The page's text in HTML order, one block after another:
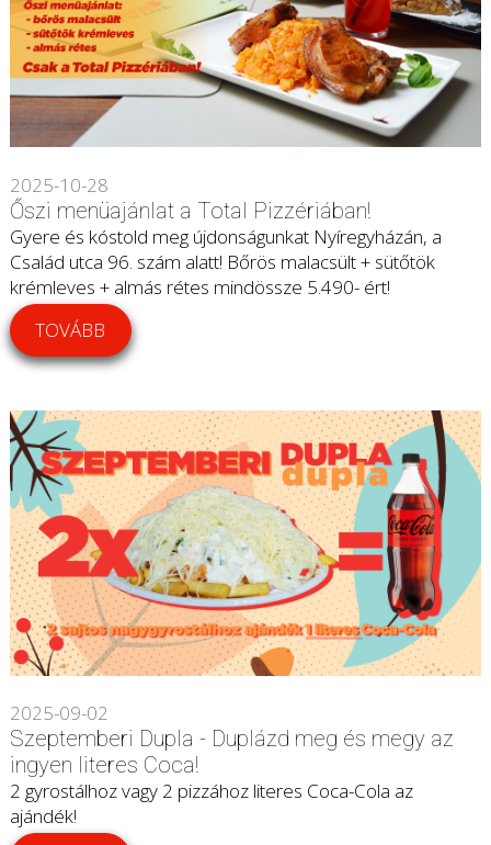
2025-10-28
Őszi menüajánlat a Total Pizzériában!
Gyere és kóstold meg újdonságunkat Nyíregyházán, a
Család utca 96. szám alatt! Bőrös malacsült + sütőtök
krémleves + almás rétes mindössze 5.490- ért!
TOVÁBB
2025-09-02
Szeptemberi Dupla - Duplázd meg és megy az
ingyen literes Coca!
2 gyrostálhoz vagy 2 pizzához literes Coca-Cola az
ajándék!